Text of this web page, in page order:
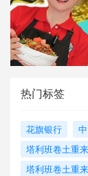
热门标签
花旗银行
塔利班卷土重
塔利班卷土重来